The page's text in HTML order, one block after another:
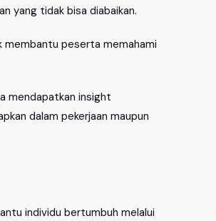
yang tidak bisa diabaikan.
membantu peserta memahami
mendapatkan insight
dalam pekerjaan maupun
individu bertumbuh melalui